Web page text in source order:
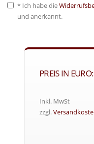
* Ich habe die
und anerkannt.
PREIS IN EURO:
Inkl. MwSt
zzgl.